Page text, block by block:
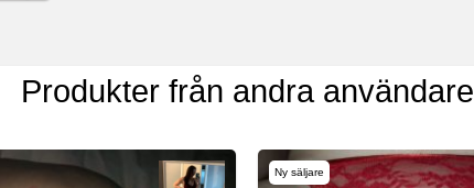
Produkter från andra användare
Ny säljare